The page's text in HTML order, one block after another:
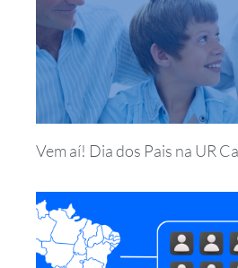
Vem aí! Dia dos Pais na UR